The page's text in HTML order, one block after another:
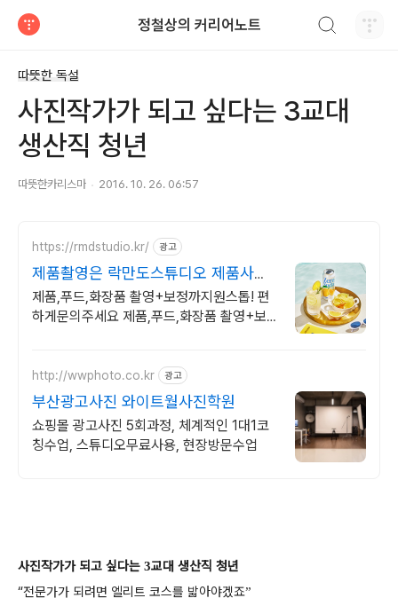
정철상의 커리어노트
따뜻한 독설
사진작가가 되고 싶다는 3교대
생산직 청년
따뜻한카리스마 2016. 10. 26. 06:57
https://rmdstudio.kr/ 광고
제품촬영은 락만도스튜디오 제품사진
촬영전문
제품,푸드,화장품 촬영+보정까지원스톱! 편
하게문의주세요 제품,푸드,화장품 촬영+보
http://wwphoto.co.kr 광고
부산광고사진 와이트월사진학원
쇼핑몰 광고사진 5회과정, 체계적인 1대1코
칭수업, 스튜디오무료사용, 현장방문수업
사진작가가 되고 싶다는 3교대 생산직 청년
“전문가가 되려면 엘리트 코스를 밟아야겠죠”